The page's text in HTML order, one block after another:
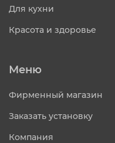
Для кухни
Красота и здоровье
Меню
Фирменный магазин
Заказать установку
Компания